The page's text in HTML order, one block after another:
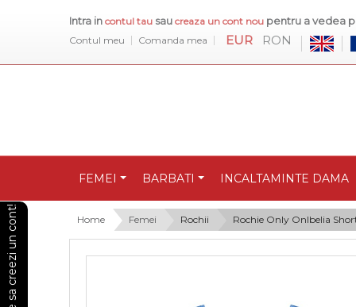
Intra in contul tau sau creaza un cont nou pentru a vedea
Contul meu Comanda mea EUR RON
FEMEI BARBATI INCALTAMINTE DAMA
Home Femei Rochii Rochie Only Onlbelia